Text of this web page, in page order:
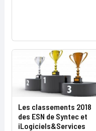
Les classements 2018
des ESN de Syntec et
iLogiciels&Services